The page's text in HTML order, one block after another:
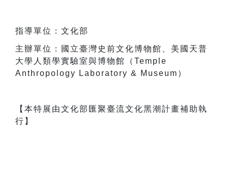
指導單位：文化部
主辦單位：國立臺灣史前文化博物館、美國天普
大學人類學實驗室與博物館（Temple
Anthropology Laboratory & Museum）
【本特展由文化部匯聚臺流文化黑潮計畫補助執
行】